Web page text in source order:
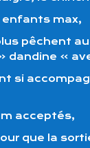
enfants max,
pêchent
dandine »
si
acceptés,
que la